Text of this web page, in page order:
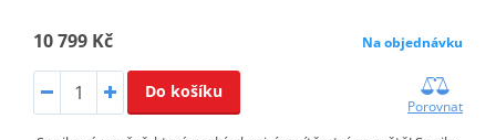
10 799 Kč Na objednávku
Do košíku
Porovnat